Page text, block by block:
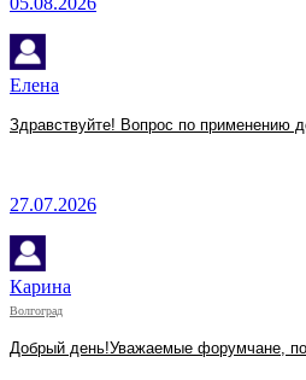
Елена
Здравствуйте! Вопрос по применению
27.07.2026
Карина
Волгоград
Добрый день!Уважаемые форумчане,